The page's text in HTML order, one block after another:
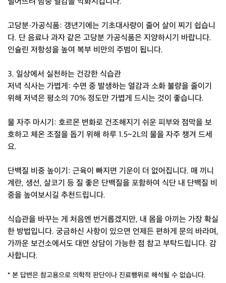
고당분·가공식품: 갱년기에는 기초대사량이 줄어 살이 찌기 쉽습니
다. 단 음료나 과자 같은 고당분 가공식품은 지양하시기 바랍니다.
인슐린 저항성을 높여 복부 비만의 주범이 됩니다.
3. 일상에서 실천하는 건강한 식습관
저녁 식사는 가볍게: 수면 중 발생하는 열감과 소화 불량을 줄이기
위해 저녁은 평소의 70% 정도만 가볍게 드시는 것이 좋습니다.
물 자주 마시기: 호르몬 변화로 건조해지기 쉬운 피부와 점막을 보
호하고 체온 조절을 돕기 위해 하루 1.5~2L의 물을 자주 챙겨 드세
요.
단백질 비중 높이기: 근육이 빠지면 기운이 더 없어집니다. 매 끼니
계란, 생선, 살코기 등 질 좋은 단백질을 포함하여 식단 내 단백질 비
중을 높여보시길 추천드립니다.
식습관을 바꾸는 게 처음엔 번거롭겠지만, 내 몸을 아끼는 가장 확실
한 방법입니다. 궁금하신 사항이 있으면 언제든 편하게 문의 바라며,
가까운 보건소에서도 대면 상담이 가능한 점 참고 부탁드립니다. 감
사합니다.
* 본 답변은 참고용으로 의학적 판단이나 진료행위로 해석될 수 없습니다.